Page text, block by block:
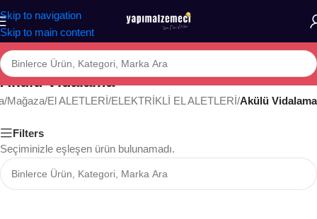
Skip to navigation
Skip to main content
Akülü Vidalama
/Mağaza/El ALETLERİ/ELEKTRİKLİ EL ALETLERİ/Akülü Vidalama
Filters
Seçiminizle eşleşen ürün bulunamadı.